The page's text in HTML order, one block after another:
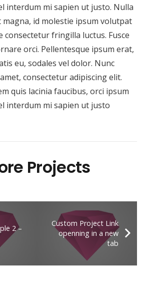
interdum mi sapien ut justo. Nulla
magna, id molestie ipsum volutpat
consectetur fringilla luctus. Fusce
orci. Pellentesque ipsum erat,
eu, sodales vel dolor. Nunc
consectetur adipiscing elit.
quis lacinia faucibus, orci ipsum
interdum mi sapien ut justo
Projects
2 –
Custom Project Link
openning in a new
tab